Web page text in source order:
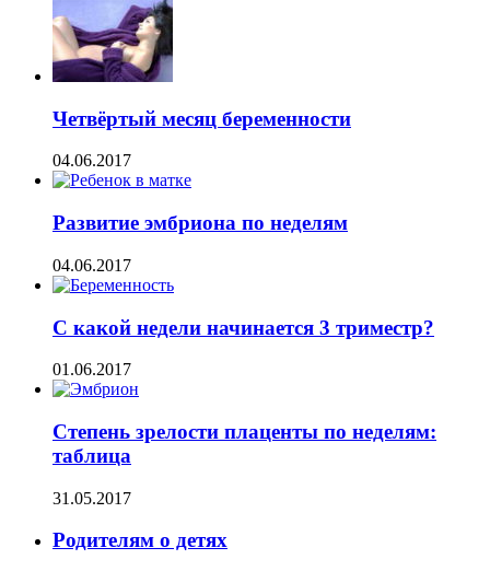
Четвёртый месяц беременности
04.06.2017
Развитие эмбриона по неделям
04.06.2017
С какой недели начинается 3 триместр?
01.06.2017
Степень зрелости плаценты по неделям:
таблица
31.05.2017
Родителям о детях